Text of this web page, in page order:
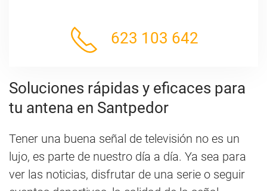
623 103 642
Soluciones rápidas y eficaces para
tu antena en Santpedor
Tener una buena señal de televisión no es un
lujo, es parte de nuestro día a día. Ya sea para
ver las noticias, disfrutar de una serie o seguir